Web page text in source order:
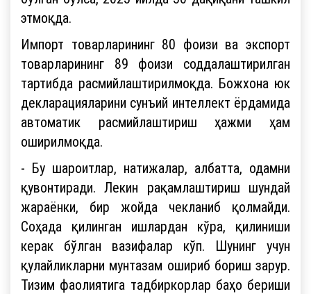
этмоқда.
Импорт товарларининг 80 фоизи ва экспорт
товарларининг 89 фоизи соддалаштирилган
тартибда расмийлаштирилмоқда. Божхона юк
декларацияларини сунъий интеллект ёрдамида
автоматик расмийлаштириш ҳажми ҳам
оширилмоқда.
- Бу шароитлар, натижалар, албатта, одамни
қувонтиради. Лекин рақамлаштириш шундай
жараёнки, бир жойда чекланиб қолмайди.
Соҳада қилинган ишлардан кўра, қилиниши
керак бўлган вазифалар кўп. Шунинг учун
қулайликларни мунтазам ошириб бориш зарур.
Тизим фаолиятига тадбиркорлар баҳо бериши